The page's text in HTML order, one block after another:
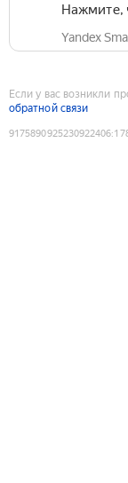
Нажмите,
Yandex
Если у вас возникли
обратной связи
9175890925230922406: